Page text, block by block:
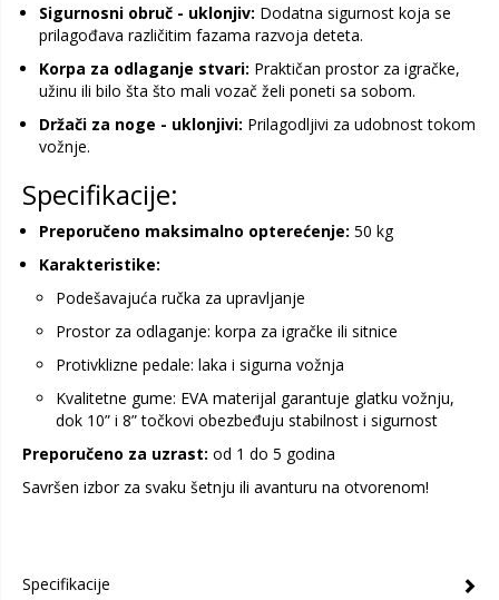
Sigurnosni obruč - uklonjiv: Dodatna sigurnost koja se
prilagođava različitim fazama razvoja deteta.
Korpa za odlaganje stvari: Praktičan prostor za igračke,
užinu ili bilo šta što mali vozač želi poneti sa sobom.
Držači za noge - uklonjivi: Prilagodljivi za udobnost tokom
vožnje.
Specifikacije:
Preporučeno maksimalno opterećenje: 50 kg
Karakteristike:
Podešavajuća ručka za upravljanje
Prostor za odlaganje: korpa za igračke ili sitnice
Protivklizne pedale: laka i sigurna vožnja
Kvalitetne gume: EVA materijal garantuje glatku vožnju,
dok 10” i 8” točkovi obezbeđuju stabilnost i sigurnost
Preporučeno za uzrast: od 1 do 5 godina
Savršen izbor za svaku šetnju ili avanturu na otvorenom!
Specifikacije